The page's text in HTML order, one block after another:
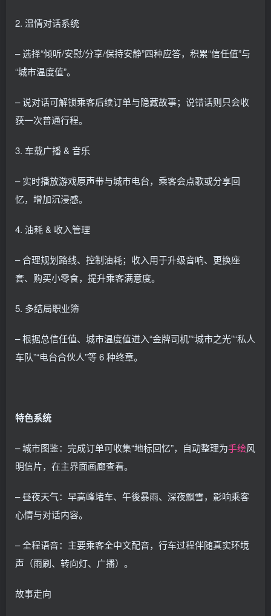
2. 温情对话系统
– 选择“倾听/安慰/分享/保持安静”四种应答，积累“信任值”与
“城市温度值”。
– 说对话可解锁乘客后续订单与隐藏故事；说错话则只会收
获一次普通行程。
3. 车载广播 & 音乐
– 实时播放游戏原声带与城市电台，乘客会点歌或分享回
忆，增加沉浸感。
4. 油耗 & 收入管理
– 合理规划路线、控制油耗；收入用于升级音响、更换座
套、购买小零食，提升乘客满意度。
5. 多结局职业簿
– 根据总信任值、城市温度值进入“金牌司机”“城市之光”“私人
车队”“电台合伙人”等 6 种终章。
特色系统
– 城市图鉴：完成订单可收集“地标回忆”，自动整理为手绘风
明信片，在主界面画廊查看。
– 昼夜天气：早高峰堵车、午後暴雨、深夜飘雪，影响乘客
心情与对话内容。
– 全程语音：主要乘客全中文配音，行车过程伴随真实环境
声（雨刷、转向灯、广播）。
故事走向